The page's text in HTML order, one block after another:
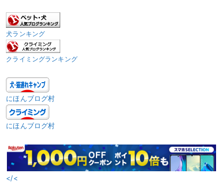
犬ランキング
クライミングランキング
にほんブログ村
にほんブログ村
</<